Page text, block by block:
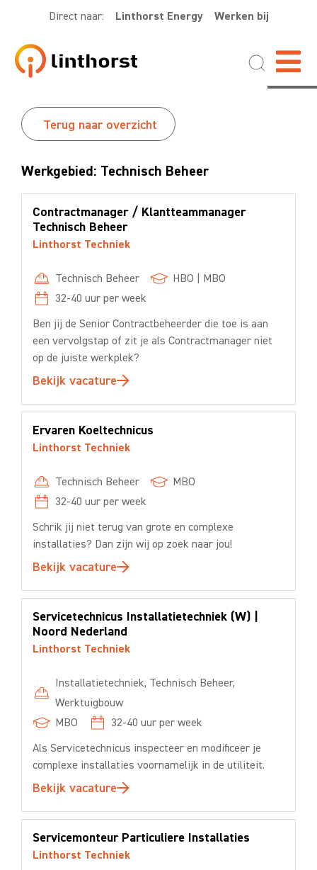
Direct naar: Linthorst Energy Werken bij
Terug naar overzicht
Werkgebied: Technisch Beheer
Contractmanager / Klantteammanager
Technisch Beheer
Linthorst Techniek
Technisch Beheer HBO | MBO
32-40 uur per week
Ben jij de Senior Contractbeheerder die toe is aan
een vervolgstap of zit je als Contractmanager niet
op de juiste werkplek?
Bekijk vacature
Ervaren Koeltechnicus
Linthorst Techniek
Technisch Beheer
MBO
32-40 uur per week
Schrik jij niet terug van grote en complexe
installaties? Dan zijn wij op zoek naar jou!
Bekijk vacature
Servicetechnicus Installatietechniek (W) |
Noord Nederland
Linthorst Techniek
Installatietechniek, Technisch Beheer,
Werktuigbouw
MBO
32-40 uur per week
Als Servicetechnicus inspecteer en modificeer je
complexe installaties voornamelijk in de utiliteit.
Bekijk vacature
Servicemonteur Particuliere Installaties
Linthorst Techniek